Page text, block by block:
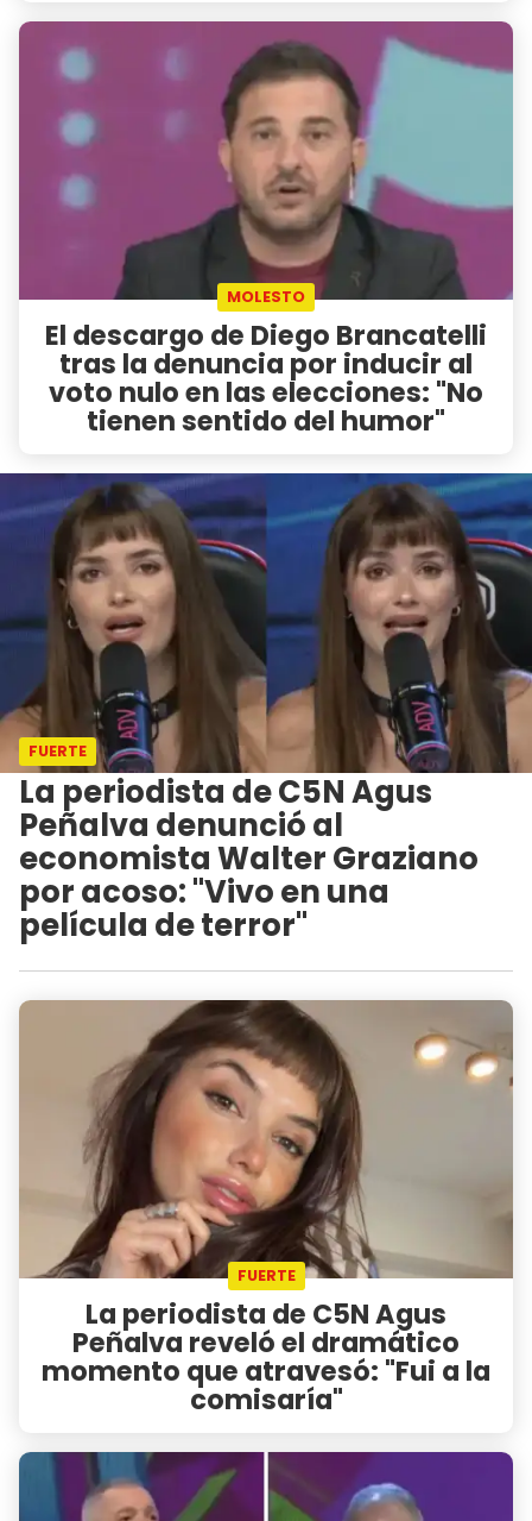
MOLESTO
El descargo de Diego Brancatelli
tras la denuncia por inducir al
voto nulo en las elecciones: "No
tienen sentido del humor"
FUERTE
La periodista de C5N Agus
Peñalva denunció al
economista Walter Graziano
por acoso: "Vivo en una
película de terror"
FUERTE
La periodista de C5N Agus
Peñalva reveló el dramático
momento que atravesó: "Fui a la
comisaría"